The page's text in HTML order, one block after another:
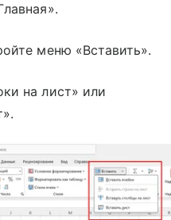
меню «Вставить».
на лист» или